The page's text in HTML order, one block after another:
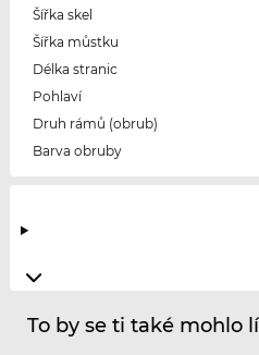
Šířka skel
Šířka můstku
Délka stranic
Pohlaví
Druh rámů (obrub)
Barva obruby
To by se ti také mohlo